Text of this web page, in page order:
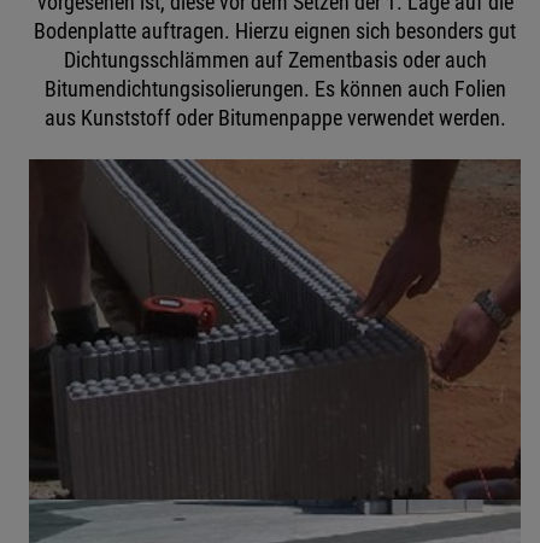
Bodenplatte auftragen. Hierzu eignen sich besonders gut
Dichtungsschlämmen auf Zementbasis oder auch
Bitumendichtungsisolierungen. Es können auch Folien
aus Kunststoff oder Bitumenpappe verwendet werden.